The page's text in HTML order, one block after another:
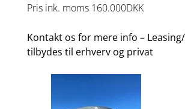
Pris ink. moms 160.000DKK
Kontakt os for mere info –
tilbydes til erhverv og privat